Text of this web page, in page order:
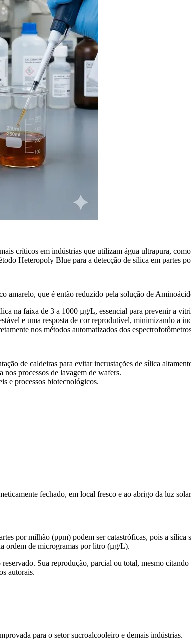
críticos em indústrias que utilizam água ultrapura,
Heteropoly Blue para a detecção de sílica em partes
amarelo, que é então reduzido pela solução de
na faixa de 3 a 1000 µg/L, essencial para prevenir a
e uma resposta de cor reprodutível, minimizando a
nos métodos automatizados dos
de caldeiras para evitar incrustações de sílica
processos de lavagem de wafers.
e processos biotecnológicos.
fechado, em local fresco e ao abrigo da luz
por milhão (ppm) podem ser catastróficas, pois a
ordem de microgramas por litro (µg/L).
Sua reprodução, parcial ou total, mesmo
autorais.
para o setor sucroalcooleiro e demais indústrias.